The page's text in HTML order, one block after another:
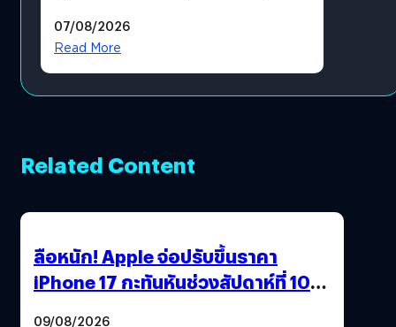
07/08/2026
Read More
Related Content
ลือหนัก! Apple จ่อปรับขึ้นราคา
iPhone 17 กะทันหันช่วงสัปดาห์ที่ 10
09/08/2026